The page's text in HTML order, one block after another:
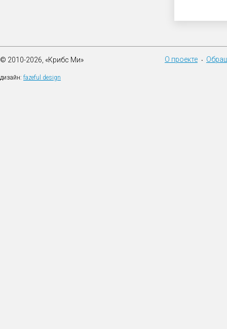
© 2010-2026, «Крибс Ми»
дизайн: fazeful design
О проекте •